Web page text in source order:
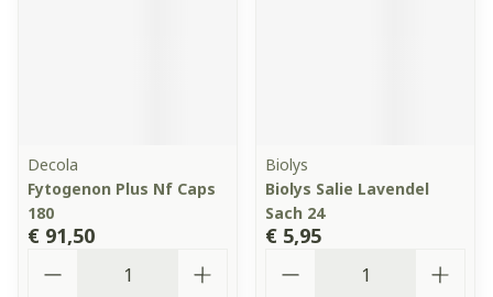
Decola
Fytogenon Plus Nf Caps
180
€ 91,50
Biolys
Biolys Salie Lavendel
Sach 24
€ 5,95